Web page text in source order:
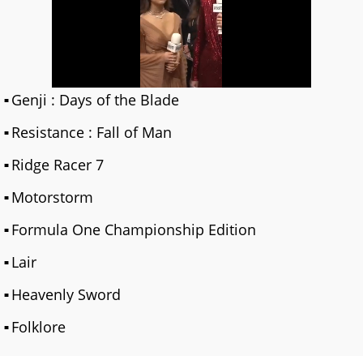
Genji : Days of the Blade
Resistance : Fall of Man
Ridge Racer 7
Motorstorm
Formula One Championship Edition
Lair
Heavenly Sword
Folklore